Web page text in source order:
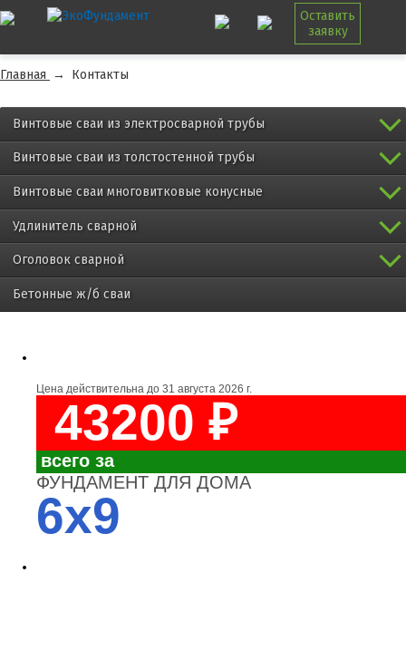
Оставить
заявку
Главная → Контакты
Винтовые сваи из электросварной трубы
Винтовые сваи из толстостенной трубы
Винтовые сваи многовитковые конусные
Удлинитель сварной
Оголовок сварной
Бетонные ж/б сваи
Цена действительна до 31 августа 2026 г.
43200 ₽
всего за
ФУНДАМЕНТ ДЛЯ ДОМА
6x9